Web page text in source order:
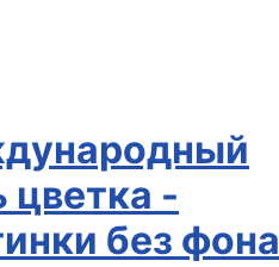
цветка -
без фона